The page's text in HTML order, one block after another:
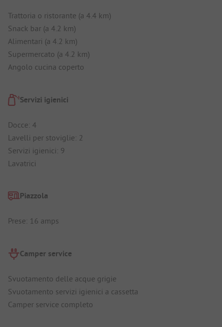
Trattoria o ristorante (a 4.4 km)
Snack bar (a 4.2 km)
Alimentari (a 4.2 km)
Supermercato (a 4.2 km)
Angolo cucina coperto
Servizi igienici
Docce: 4
Lavelli per stoviglie: 2
Servizi igienici: 9
Lavatrici
Piazzola
Prese: 16 amps
Camper service
Svuotamento delle acque grigie
Svuotamento servizi igienici a cassetta
Camper service completo